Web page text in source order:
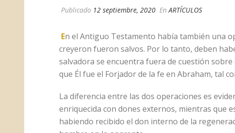
Publicado 12 septiembre, 2020 EnARTÍCULOS
En el Antiguo Testamento había también una
creyeron fueron salvos. Por lo tanto, deben
salvadora se encuentra fuera de cuestión
que Él fue el Forjador de la fe en Abraham, tal
La diferencia entre las dos operaciones es
enriquecida con dones externos, mientras que
habiendo recibido el don interno de la